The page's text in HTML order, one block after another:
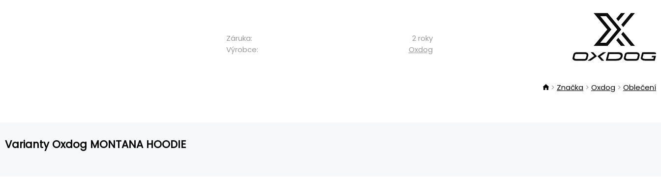
Záruka:
2 roky
Výrobce:
Oxdog
Značka Oxdog Oblečení
Varianty Oxdog MONTANA HOODIE